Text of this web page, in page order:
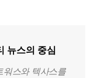
뉴스의 중심
워스와 텍사스를